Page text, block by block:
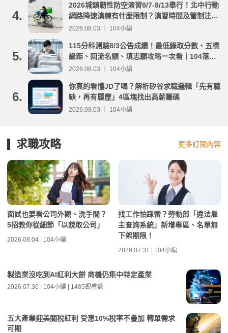
4.
2026城鎮韌性防空演習8/7-8/13舉行！北中行動
網路降速演練有什麼限制？演習時間及管制注意
事項整理
2026.08.03 ｜ 104小編
5.
115分科測驗8/3公告成績！最低錄取分數、五標
級距、回流名額、填志願攻略一次看｜104落點
分析
2026.08.03 ｜ 104小編
6.
你真的看懂JD了嗎？解析矽谷求職邏輯「先有職
缺，再有履歷」4區塊找出高薪籌碼
2026.08.03 ｜ 104小編
求職攻略 更多訂閱內容
面試也要看公司外觀、洗手間？
5招教你從細節「以貌取公司」
2026.08.04 | 104小編
找工作怕踩雷？勞動部「違法雇
主查詢系統」新增專區、名單無
下架期限！
2026.07.31 | 104小編
製造業沒吃到AI紅利大餅 商機仍集中特定產業
2026.07.30 | 104小編 | 1485觀看數
五大產業迎美關稅紅利 受惠10%稅率不疊加 轉單需求
可期